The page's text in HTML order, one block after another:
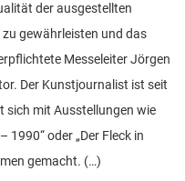
der ausgestellten
gewährleisten und das
Messeleiter Jörgen
Der Kunstjournalist ist seit
sich mit Ausstellungen wie
1990“ oder „Der Fleck in
gemacht. (…)